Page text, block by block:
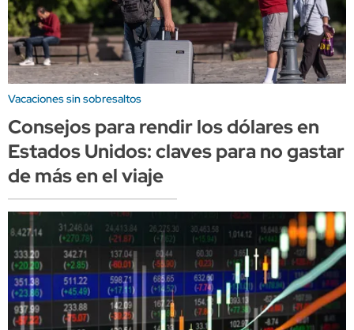
Vacaciones sin sobresaltos
Consejos para rendir los dólares en
Estados Unidos: claves para no gastar
de más en el viaje